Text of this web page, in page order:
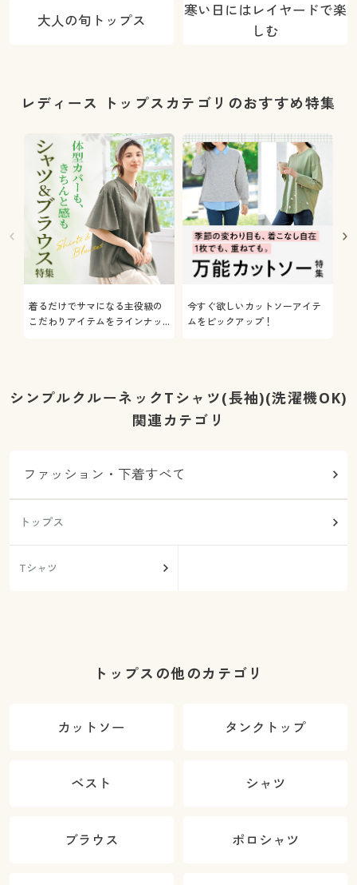
大人の旬トップス
寒い日にはレイヤードで楽
しむ
レディース トップスカテゴリのおすすめ特集
着るだけでサマになる主役級の
こだわりアイテムをラインナッ
今すぐ欲しいカットソーアイテ
ムをピックアップ！
シンプルクルーネックTシャツ(長袖)(洗濯機OK)
関連カテゴリ
ファッション・下着すべて
トップス
Tシャツ
トップスの他のカテゴリ
カットソー タンクトップ
ベスト シャツ
ブラウス ポロシャツ